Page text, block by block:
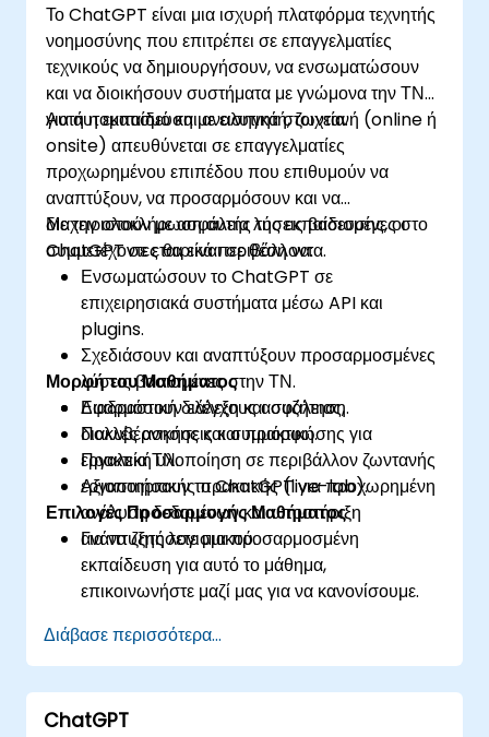
Το ChatGPT είναι μια ισχυρή πλατφόρμα τεχνητής
νοημοσύνης που επιτρέπει σε επαγγελματίες
τεχνικούς να δημιουργήσουν, να ενσωματώσουν
και να διοικήσουν συστήματα με γνώμονα την ΤΝ
για αυτοματισμό και αναλυτικά στοιχεία.
Αυτή η εκπαίδευση με εισηγητή, ζωντανή (online ή
onsite) απευθύνεται σε επαγγελματίες
προχωρημένου επιπέδου που επιθυμούν να
αναπτύξουν, να προσαρμόσουν και να
διαχειριστούν με ασφάλεια λύσεις βασισμένες στο
ChatGPT σε εταιρικά περιβάλλοντα.
Με την ολοκλήρωση αυτής της εκπαίδευσης, οι
συμμετέχοντες θα είναι σε θέση να:
Ενσωματώσουν το ChatGPT σε
επιχειρησιακά συστήματα μέσω API και
plugins.
Σχεδιάσουν και αναπτύξουν προσαρμοσμένες
λύσεις βασισμένες στην ΤΝ.
Εφαρμόσουν ελέγχους ασφάλειας,
διακυβέρνησης και συμμόρφωσης για
εργαλεία ΤΝ.
Αξιοποιήσουν το ChatGPT για προχωρημένη
ανάλυση δεδομένων και υποστήριξη
ανάπτυξης λογισμικού.
Μορφή του Μαθήματος
Διαδραστική διάλεξη και συζήτηση.
Πολλές ασκήσεις και πρακτική.
Πρακτική υλοποίηση σε περιβάλλον ζωντανής
εργαστηριακής πρακτικής (live-lab).
Επιλογές Προσαρμογής Μαθήματος
Για να ζητήσετε μια προσαρμοσμένη
εκπαίδευση για αυτό το μάθημα,
επικοινωνήστε μαζί μας για να κανονίσουμε.
Διάβασε περισσότερα...
ChatGPT